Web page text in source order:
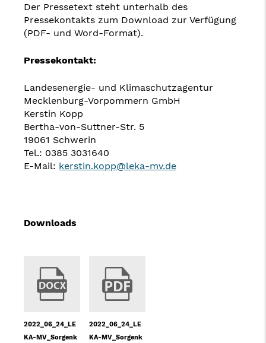
Der Pressetext steht unterhalb des
Pressekontakts zum Download zur Verfügung
(PDF- und Word-Format).
Pressekontakt:
Landesenergie- und Klimaschutzagentur
Mecklenburg-Vorpommern GmbH
Kerstin Kopp
Bertha-von-Suttner-Str. 5
19061 Schwerin
Tel.: 0385 3031640
E-Mail: kerstin.kopp@leka-mv.de
Downloads
2022_06_24_LE
KA-MV_Sorgenk
2022_06_24_LE
KA-MV_Sorgenk